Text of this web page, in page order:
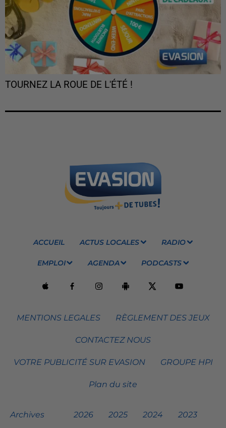
TOURNEZ LA ROUE DE L'ÉTÉ !
ACCUEIL ACTUS LOCALES RADIO
EMPLOI AGENDA PODCASTS
MENTIONS LEGALES RÈGLEMENT DES JEUX
CONTACTEZ NOUS
VOTRE PUBLICITÉ SUR EVASION GROUPE HPI
Plan du site
Archives 2026 2025 2024 2023